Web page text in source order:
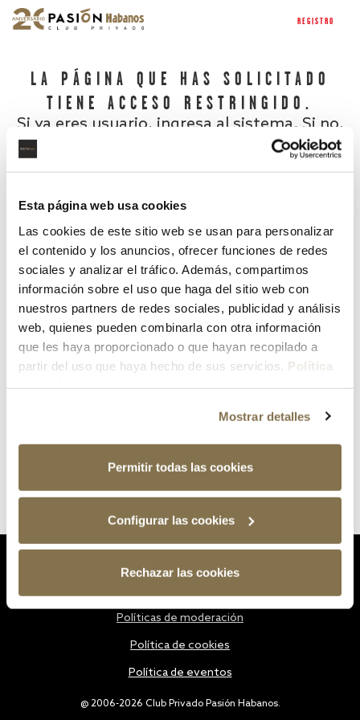
Esta página web usa cookies
Las cookies de este sitio web se usan para personalizar
el contenido y los anuncios, ofrecer funciones de redes
sociales y analizar el tráfico. Además, compartimos
información sobre el uso que haga del sitio web con
nuestros partners de redes sociales, publicidad y análisis
web, quienes pueden combinarla con otra información
que les haya proporcionado o que hayan recopilado a
partir del uso que haya hecho de sus servicios. Política
Mostrar detalles
Permitir todas las cookies
Configurar las cookies
Rechazar las cookies
REGISTRO
LA PÁGINA QUE HAS SOLICITADO
TIENE ACCESO RESTRINGIDO.
Si ya eres usuario, ingresa al sistema. Si no,
¿Has olvidado tu contraseña?
@ 2006-2026 Club Privado Pasión Habanos.
Políticas de moderación
Política de cookies
Política de eventos